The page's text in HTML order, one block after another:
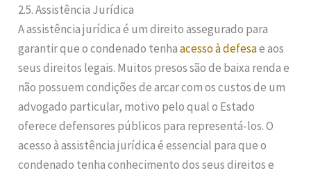
2.5. Assistência Jurídica
A assistência jurídica é um direito assegurado para
garantir que o condenado tenhaacesso à defesae aos
seus direitos legais. Muitos presos são de baixa renda e
não possuem condições de arcar com os custos de um
advogado particular, motivo pelo qual o Estado
oferece defensores públicos para representá-los. O
acesso à assistência jurídica é essencial para que o
condenado tenha conhecimento dos seus direitos e